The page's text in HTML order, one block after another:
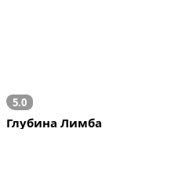
5.0
Глубина Лимба